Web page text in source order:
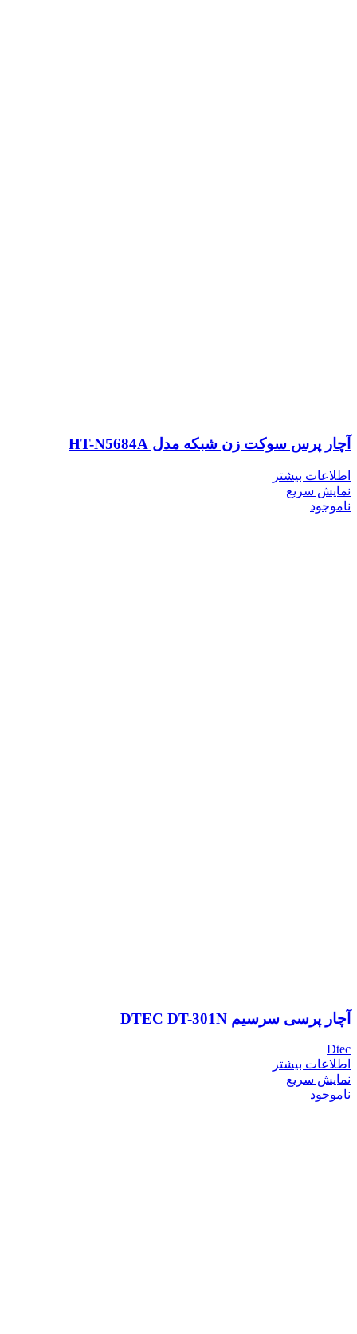
آچار پرس سوکت زن شبکه مدل HT-N5684A
اطلاعات بیشتر
نمایش سریع
ناموجود
آچار پرسی سرسیم DTEC DT-301N
Dtec
اطلاعات بیشتر
نمایش سریع
ناموجود